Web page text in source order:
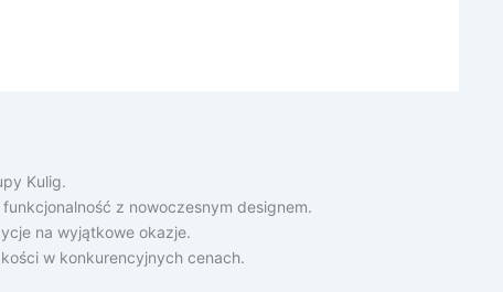
Kulig.
z nowoczesnym designem.
na wyjątkowe okazje.
w konkurencyjnych cenach.